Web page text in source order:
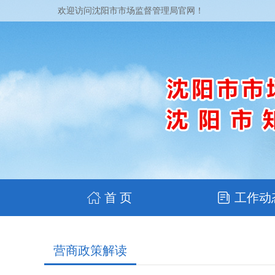
欢迎访问沈阳市市场监督管理局官网！
首 页 工作动
营商政策解读